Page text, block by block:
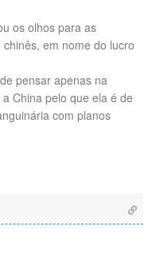
os olhos para as
em nome do lucro
pensar apenas na
China pelo que ela é de
com planos